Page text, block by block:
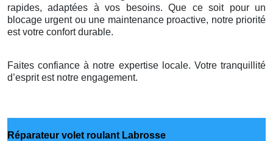
rapides, adaptées à vos besoins. Que ce soit pour un
blocage urgent ou une maintenance proactive, notre priorité
est votre confort durable.
Faites confiance à notre expertise locale. Votre tranquillité
d’esprit est notre engagement.
Réparateur volet roulant Labrosse